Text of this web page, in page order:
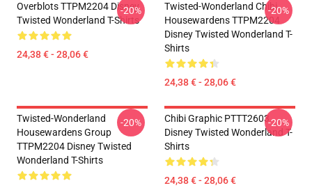
Overblots TTPM2204 Disney
Twisted Wonderland T-Shirts
24,38 € - 28,06 €
-20%
Twisted-Wonderland Chibi
Housewardens TTPM2204
Disney Twisted Wonderland T-
Shirts
24,38 € - 28,06 €
-20%
Twisted-Wonderland
Housewardens Group
TTPM2204 Disney Twisted
Wonderland T-Shirts
-20%
Chibi Graphic PTTT2603
Disney Twisted Wonderland T-
Shirts
24,38 € - 28,06 €
-20%